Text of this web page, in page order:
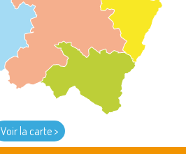
Voir la carte >